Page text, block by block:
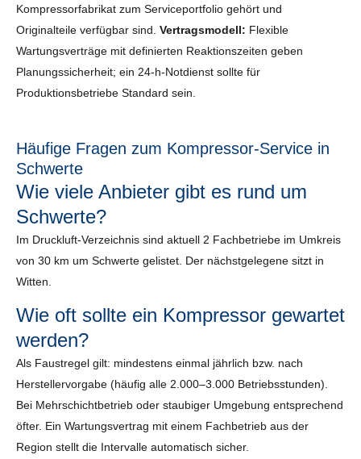
Kompressorfabrikat zum Serviceportfolio gehört und
Originalteile verfügbar sind. Vertragsmodell: Flexible
Wartungsverträge mit definierten Reaktionszeiten geben
Planungssicherheit; ein 24-h-Notdienst sollte für
Produktionsbetriebe Standard sein.
Häufige Fragen zum Kompressor-Service in
Schwerte
Wie viele Anbieter gibt es rund um
Schwerte?
Im Druckluft-Verzeichnis sind aktuell 2 Fachbetriebe im Umkreis
von 30 km um Schwerte gelistet. Der nächstgelegene sitzt in
Witten.
Wie oft sollte ein Kompressor gewartet
werden?
Als Faustregel gilt: mindestens einmal jährlich bzw. nach
Herstellervorgabe (häufig alle 2.000–3.000 Betriebsstunden).
Bei Mehrschichtbetrieb oder staubiger Umgebung entsprechend
öfter. Ein Wartungsvertrag mit einem Fachbetrieb aus der
Region stellt die Intervalle automatisch sicher.